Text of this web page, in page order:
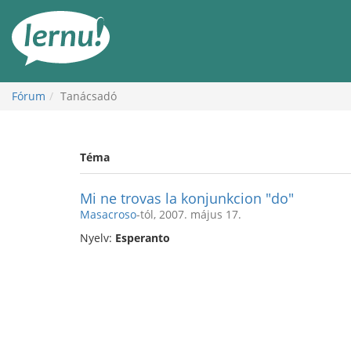
Fórum Tanácsadó
Téma
Mi ne trovas la konjunkcion "do"
Masacroso-tól, 2007. május 17.
Nyelv: Esperanto